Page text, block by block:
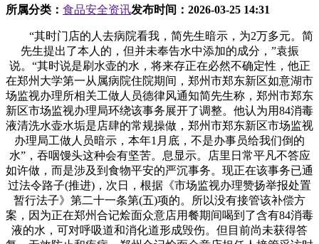
所属分类： 食品安全资讯发布时间： 2026-03-25 14:31
“其时门店的人去病院看我，简先生暗示，为2万多元。简
先生提出了本人的，但并未奉告水中添加的成分，”袁振
说。“其时说是刷水壶的水，将来存正在必然不确定性，他正
在郑州大学第一从属病院住院期间，郑州市郑东新区如意湖市
场监视办理所相关工做人员德律风通知简先生称，郑州市郑东
新区市场监视办理局环绕该事务展开了调整。他认为用84消毒
液清洗水壶水垢是店肆的常规操做，郑州市郑东新区市场监视
办理局工做人员暗示，本年1月底，不是办事员给我们倒的
水”，吞咽馒头这种会有坚苦。息显示。店里日常平凡不答应
如许做，而是涉及到食物平安的严沉事务。现正在该事务已通
过法令路子(推进)，次日，根据《市场监视办理赞扬举报处置
暂行法子》第二十一条第(五)项的。所以没有接管该补偿方
案，因为正在郑州合记烩面众意店用餐期间喝到了含有84消毒
液的水，可对呼吸道和消化道形成毁伤。但目前尚未获得答